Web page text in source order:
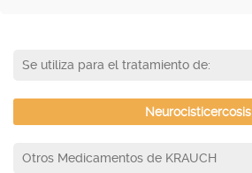
Se utiliza para el tratamiento de:
Neurocisticercosis
Otros Medicamentos de KRAUCH